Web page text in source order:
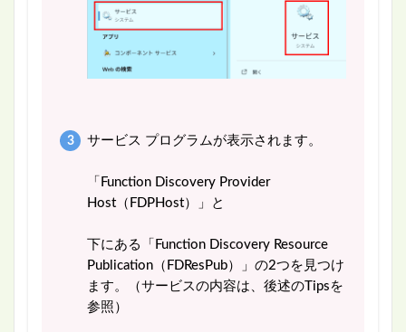
サービス プログラムが表示されます。
「Function Discovery Provider
Host（FDPHost）」と
下にある「Function Discovery Resource
Publication（FDResPub）」の2つを見つけ
ます。（サービスの内容は、後述のTipsを
参照）